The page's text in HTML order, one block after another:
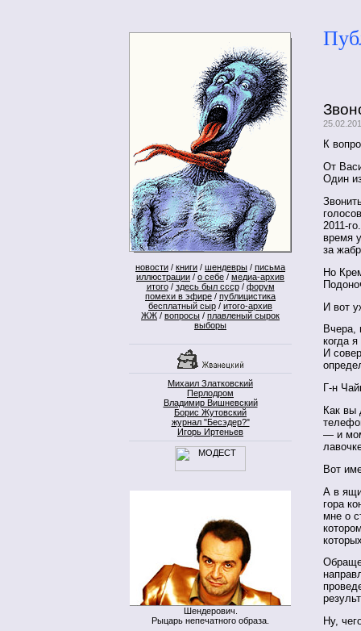
новости / книги / шендевры / письма
иллюстрации / о себе / медиа-архив
итого/ здесь был ссср/ форум
помехи в эфире / публицистика
бесплатный сыр / итого-архив
ЖЖ / вопросы / плавленый сырок
выборы
Михаил Златковский
Перлодром
Владимир Вишневский
Борис Жутовский
журнал "Бесэдер?"
Игорь Иртеньев
Шендерович.
Рыцарь непечатного образа.
К
От
Один
2011-
время
за
Но
И вот
Вчера,
когда
И
Г-н
Как вы
— и
Вот
А в
гора
мне о
Ну,